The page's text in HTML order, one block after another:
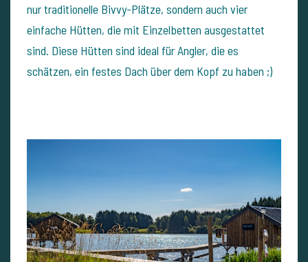
nur traditionelle Bivvy-Plätze, sondern auch vier
einfache Hütten, die mit Einzelbetten ausgestattet
sind. Diese Hütten sind ideal für Angler, die es
schätzen, ein festes Dach über dem Kopf zu haben ;)